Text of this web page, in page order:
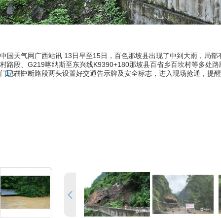
1/5 张
中国天气网广西站讯 13日早至15日，百色那坡县出现了中到大雨，局
村路段、G219喀纳斯至东兴线K9390+180那坡县百省乡百坎村等多处
门已在中断路段两头设置好交通告示牌及安全标志，进入现场抢通，